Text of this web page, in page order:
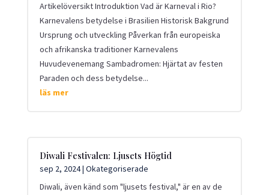
Artikelöversikt Introduktion Vad är Karneval i Rio?
Karnevalens betydelse i Brasilien Historisk Bakgrund
Ursprung och utveckling Påverkan från europeiska
och afrikanska traditioner Karnevalens
Huvudevenemang Sambadromen: Hjärtat av festen
Paraden och dess betydelse...
läs mer
Diwali Festivalen: Ljusets Högtid
sep 2, 2024| Okategoriserade
Diwali, även känd som "ljusets festival," är en av de